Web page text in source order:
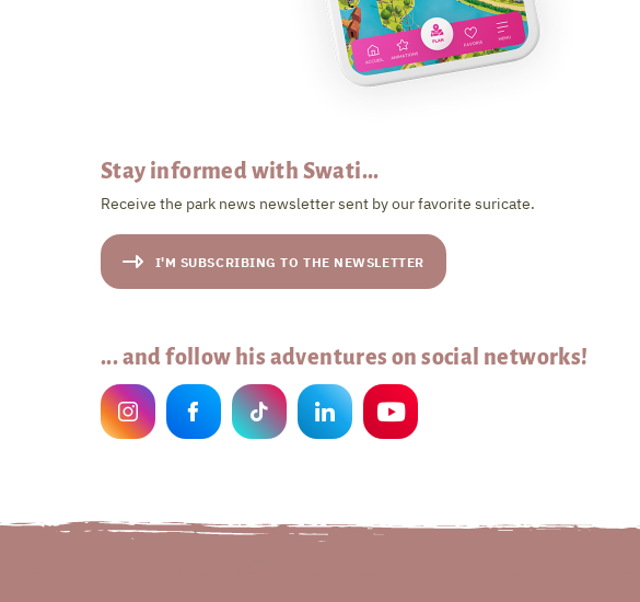
Stay informed with Swati...
Receive the park news newsletter sent by our favorite suricate.
I'M SUBSCRIBING TO THE NEWSLETTER
... and follow his adventures on social networks!